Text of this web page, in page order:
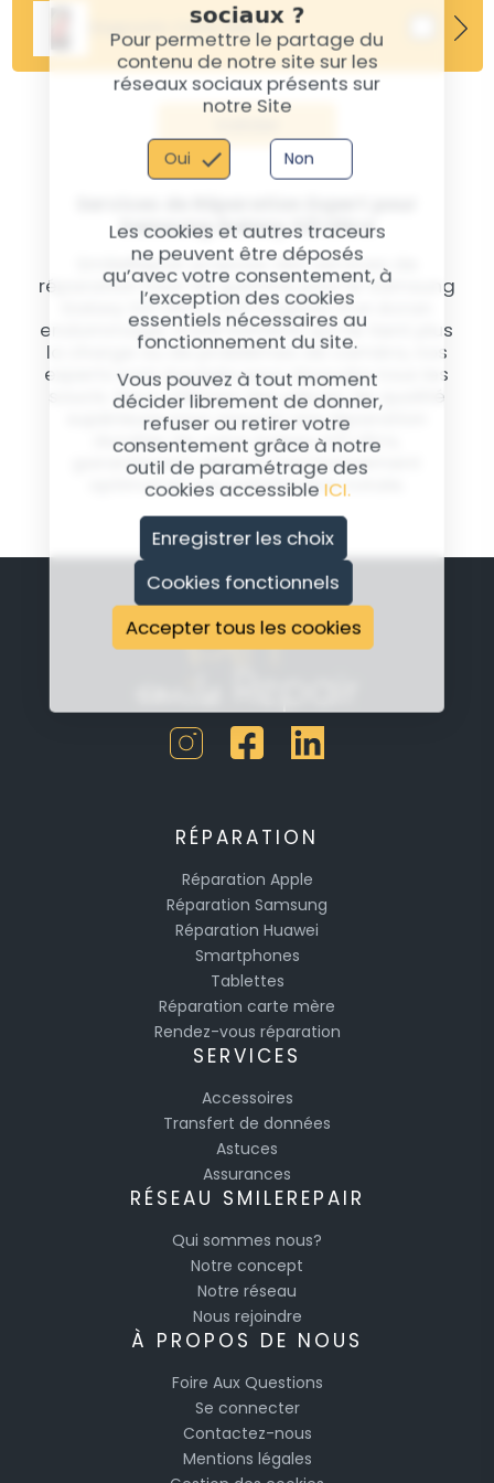
sociaux ?
Pour permettre le partage du
contenu de notre site sur les
réseaux sociaux présents sur
notre Site
Oui Non
Les cookies et autres traceurs
ne peuvent être déposés
qu’avec votre consentement, à
l’exception des cookies
essentiels nécessaires au
fonctionnement du site.
Vous pouvez à tout moment
décider librement de donner,
refuser ou retirer votre
consentement grâce à notre
outil de paramétrage des
cookies accessible ICI.
Enregistrer les choix
Cookies fonctionnels
Accepter tous les cookies
votre Samsung S21 Ultra. Notre service de
désoxydation aide à nettoyer et réparer les
composants internes, maximisant les chances de
récupération de votre téléphone.
Diagnostic Carte Mère
Samsung Galaxy S21 Ultra
SmileRepair propose des services de
réparation haut de gamme pour le Samsung
Galaxy S21 Ultra. Qu'il s'agisse d'un écran
endommagé, d'une batterie qui ne tient plus
la charge ou de problèmes de caméra, nos
experts sont équipés pour résoudre tous les
soucis. Nous utilisons des pièces de qualité
supérieure pour assurer une réparation
durable de votre Galaxy S21 Ultra,
garantissant ainsi un fonctionnement
optimal et une satisfaction totale.
RÉPARATION
Réparation Apple
Réparation Samsung
Réparation Huawei
Smartphones
Tablettes
Réparation carte mère
Rendez-vous réparation
SERVICES
Accessoires
Transfert de données
Astuces
Assurances
RÉSEAU SMILEREPAIR
Qui sommes nous?
Notre concept
Notre réseau
Nous rejoindre
À PROPOS DE NOUS
Foire Aux Questions
Se connecter
Contactez-nous
Mentions légales